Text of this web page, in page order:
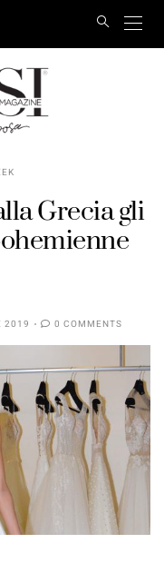
Grecia gli
2019 0 COMMENTS